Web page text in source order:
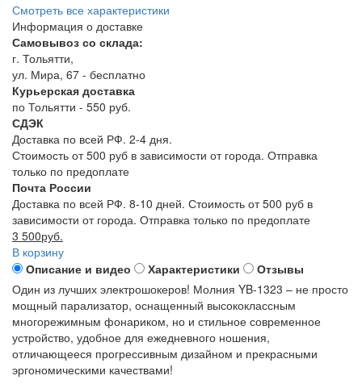
Смотреть все характеристики
Информация о доставке
Самовывоз со склада:
г. Тольятти,
ул. Мира, 67 - бесплатно
Курьерская доставка
по Тольятти - 550 руб.
СДЭК
Доставка по всей РФ. 2-4 дня.
Стоимость от 500 руб в зависимости от города. Отправка
только по предоплате
Почта России
Доставка по всей РФ. 8-10 дней. Стоимость от 500 руб в
зависимости от города. Отправка только по предоплате
3 500руб.
В корзину
Описание и видео
Характеристики
Отзывы
Один из лучших электрошокеров! Молния YB-1323 – не просто
мощный парализатор, оснащенный высококлассным
многорежимным фонариком, но и стильное современное
устройство, удобное для ежедневного ношения,
отличающееся прогрессивным дизайном и прекрасными
эргономическими качествами!